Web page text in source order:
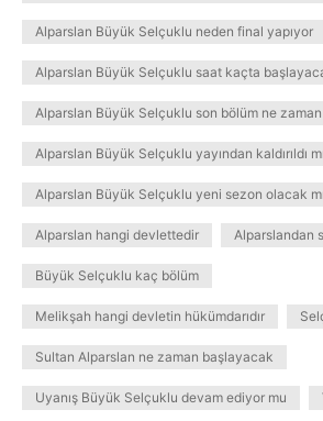
Alparslan Büyük Selçuklu neden final yapıyor
Alparslan Büyük Selçuklu saat kaçta
Alparslan Büyük Selçuklu son bölüm ne
Alparslan Büyük Selçuklu yayından kaldırıldı mı
Alparslan Büyük Selçuklu yeni sezon olacak mı
Alparslan hangi devlettedir Alparslandan
Büyük Selçuklu kaç bölüm
Melikşah hangi devletin hükümdarıdır
Sultan Alparslan ne zaman başlayacak
Uyanış Büyük Selçuklu devam ediyor mu